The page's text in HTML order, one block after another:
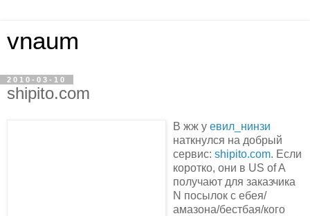
vnaum
2010-03-10
shipito.com
В жж у евил_нинзи
наткнулся на добрый
сервис: shipito.com. Если
коротко, они в US of A
получают для заказчика
N посылок с ебея/
амазона/бестбая/кого